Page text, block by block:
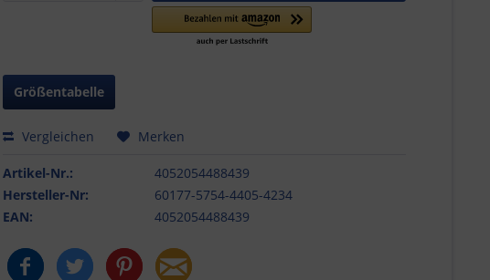
Größentabelle
Vergleichen Merken
Artikel-Nr.:
4052054488439
Hersteller-Nr:
60177-5754-4405-4234
EAN:
4052054488439